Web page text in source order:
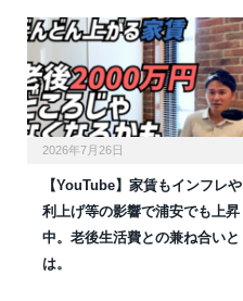
2026年7月26日
【YouTube】家賃もインフレや
利上げ等の影響で浦安でも上昇
中。老後生活費との兼ね合いと
は。